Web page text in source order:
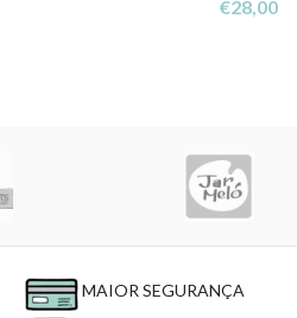
€28,00
MAIOR SEGURANÇA